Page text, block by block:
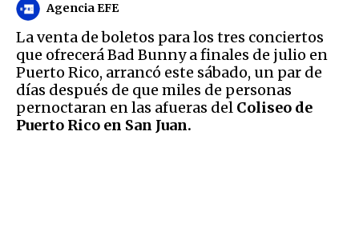
Agencia EFE
La venta de boletos para los tres conciertos
que ofrecerá Bad Bunny a finales de julio en
Puerto Rico, arrancó este sábado, un par de
días después de que miles de personas
pernoctaran en las afueras del Coliseo de
Puerto Rico en San Juan.